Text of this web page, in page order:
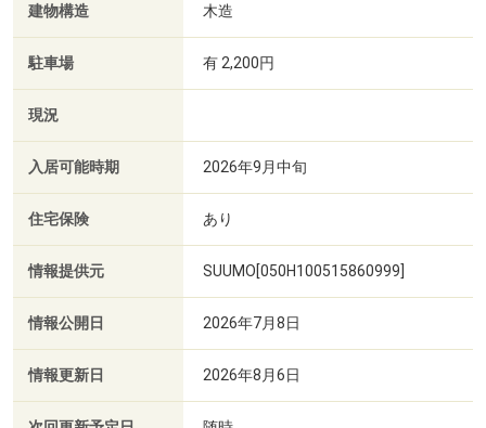
建物構造 木造
駐車場 有 2,200円
現況
入居可能時期 2026年9月中旬
住宅保険 あり
情報提供元 SUUMO[050H100515860999]
情報公開日 2026年7月8日
情報更新日 2026年8月6日